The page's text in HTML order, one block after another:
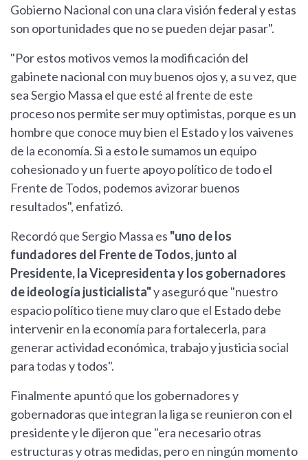
Gobierno Nacional con una clara visión federal y estas
son oportunidades que no se pueden dejar pasar".
"Por estos motivos vemos la modificación del
gabinete nacional con muy buenos ojos y, a su vez, que
sea Sergio Massa el que esté al frente de este
proceso nos permite ser muy optimistas, porque es un
hombre que conoce muy bien el Estado y los vaivenes
de la economía. Si a esto le sumamos un equipo
cohesionado y un fuerte apoyo político de todo el
Frente de Todos, podemos avizorar buenos
resultados", enfatizó.
Recordó que Sergio Massa es "uno de los
fundadores del Frente de Todos, junto al
Presidente, la Vicepresidenta y los gobernadores
de ideología justicialista"y aseguró que "nuestro
espacio político tiene muy claro que el Estado debe
intervenir en la economía para fortalecerla, para
generar actividad económica, trabajo y justicia social
para todas y todos".
Finalmente apuntó que los gobernadores y
gobernadoras que integran la liga se reunieron con el
presidente y le dijeron que "era necesario otras
estructuras y otras medidas, pero en ningún momento